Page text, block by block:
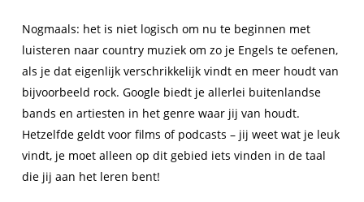
Nogmaals: het is niet logisch om nu te beginnen met
luisteren naar country muziek om zo je Engels te oefenen,
als je dat eigenlijk verschrikkelijk vindt en meer houdt van
bijvoorbeeld rock. Google biedt je allerlei buitenlandse
bands en artiesten in het genre waar jij van houdt.
Hetzelfde geldt voor films of podcasts – jij weet wat je leuk
vindt, je moet alleen op dit gebied iets vinden in de taal
die jij aan het leren bent!